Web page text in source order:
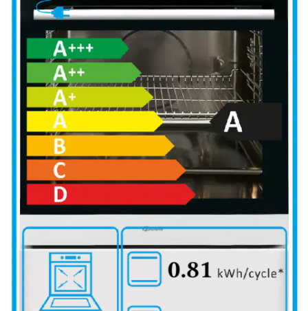
Lisäpalvelut
Tälle tuotteelle on mahdollista ostaa lisäpalveluita kotiinkuljetuksen
yhteydessä. Voit valita ja lisätä saatavilla olevat palvelut samalla,
kun lisäät tuotteen ostoskoriin.
Tutustu lisäpalveluihin
Tuotekuvaus
Gram 50 cm keraaminen lattialiesi valkoinen. Perinteinen uuni, 5+1
toimintoa, esimerkiksiylä- ja alalämpö ja grilli. SteamClean -toiminto
helpottaa puhdistusta. Energialuokka A Tilava uuni, 70 litraa Mitat
KxLxS: 90x50x60 cm